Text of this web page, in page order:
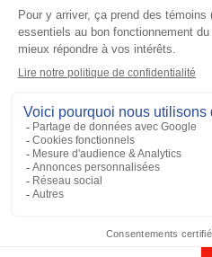
Radios portatives
SRX2200 Modèle 3.5
Ajouter à la liste